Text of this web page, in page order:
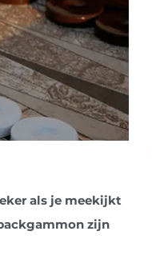
als je meekijkt
zijn